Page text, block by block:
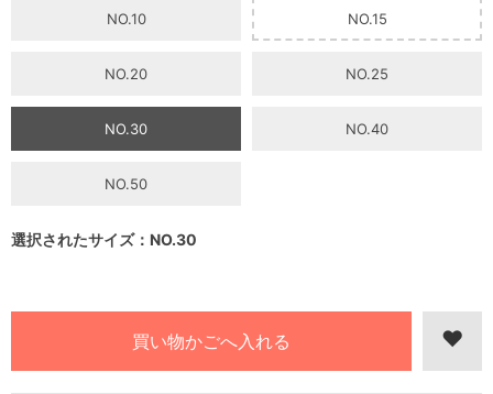
NO.10 NO.15
NO.20 NO.25
NO.30 NO.40
NO.50
選択されたサイズ：NO.30